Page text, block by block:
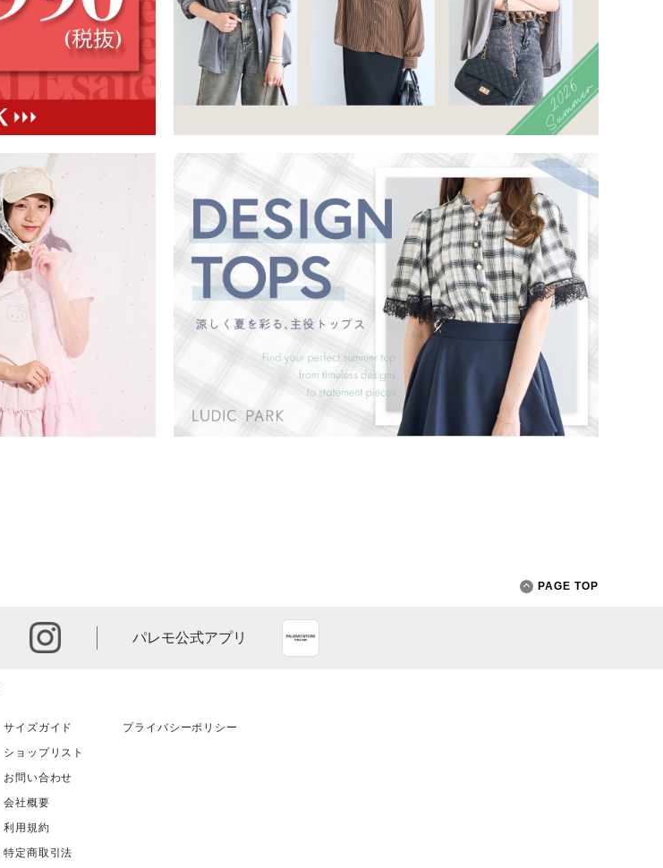
PAGE TOP
instagram
パレモ公式アプリ
App Store
サイズガイド
ショップリスト
お問い合わせ
会社概要
利用規約
特定商取引法
プライバシーポリシー